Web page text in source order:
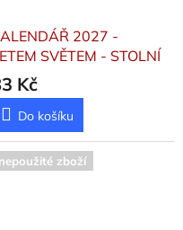
2027 -
LETEM SVĚTEM - STOLNÍ
Kč
Do košíku
nepoužité zboží